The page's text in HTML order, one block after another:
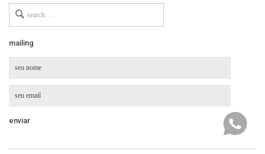
for
mailing